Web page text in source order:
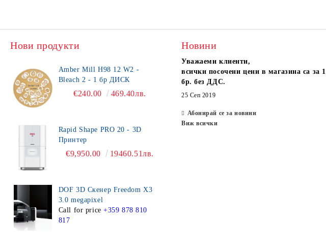
Нови продукти
Amber Mill H98 12 W2 -
Bleach 2 - 1 бр ДИСК
€240.00 469.40лв.
Rapid Shape PRO 20 - 3D
Принтер
€9,950.00 19460.51лв.
DOF 3D Скенер Freedom X3
3.0 megapixel
Call for price +359 878 810
817
Новини
Уважаеми клиенти,
всички посочени цени в магазина са за 1
бр. без ДДС.
25 Сеп 2019
Абонирай се за новини
Виж всички